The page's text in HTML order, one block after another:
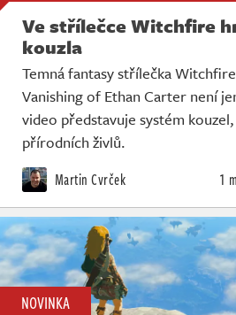
Ve střílečce Witchfire
kouzla
Temná fantasy střílečka
Vanishing of Ethan Carter není
video představuje systém
přírodních živlů.
Martin Cvrček 1
NOVINKA